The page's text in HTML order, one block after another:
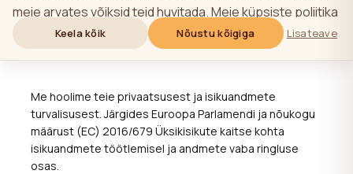
Privaatsuspoliitika SIA
"YappyKids"
Me hoolime teie privaatsusest ja isikuandmete
turvalisusest. Järgides Euroopa Parlamendi ja nõukogu
määrust (EС) 2016/679 Üksikisikute kaitse kohta
isikuandmete töötlemisel ja andmete vaba ringluse
osas.
meie arvates võiksid teid huvitada. Meie küpsiste poliitika
kohta lisateabe saamiseks klõpsake nupule "Lisateave".
Võite nõustuda kõigi küpsiste kasutamisega, klõpsates
klõpsates nupule "Keela kõik". Kui veebisaidi kasutaja
klõpsab nupule "Keela kõik", salvestatakse veebisaidil
veebisaidi toimimiseks vajalikud tehnilised küpsised, mille
kasutamiseks ei ole vaja kasutaja nõusolekut.
Keela kõik Nõustu kõigiga Lisateave